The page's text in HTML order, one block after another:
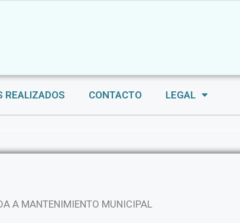
REALIZADOS CONTACTO LEGAL
A MANTENIMIENTO MUNICIPAL